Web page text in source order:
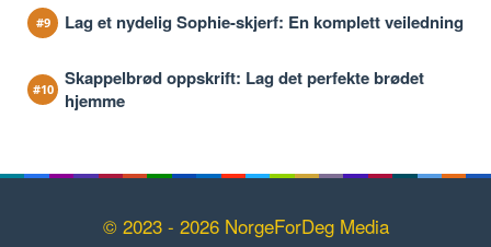
Lag et nydelig Sophie-skjerf: En komplett veiledning
Skappelbrød oppskrift: Lag det perfekte brødet
hjemme
© 2023 - 2026 NorgeForDeg Media